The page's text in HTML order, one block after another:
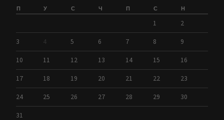
П У С Ч П С Н
1 2
3 4 5 6 7 8 9
10 11 12 13 14 15 16
17 18 19 20 21 22 23
24 25 26 27 28 29 30
31